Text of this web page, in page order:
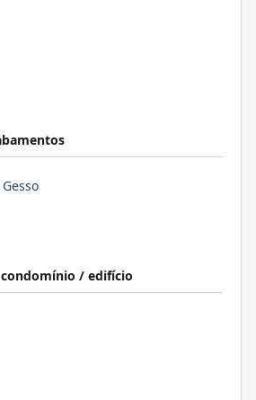
/ edifício